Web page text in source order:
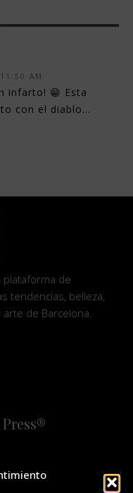
AM
infarto! 😁 Esta
con el diablo…
plataforma de
tendencias, belleza,
de Barcelona.